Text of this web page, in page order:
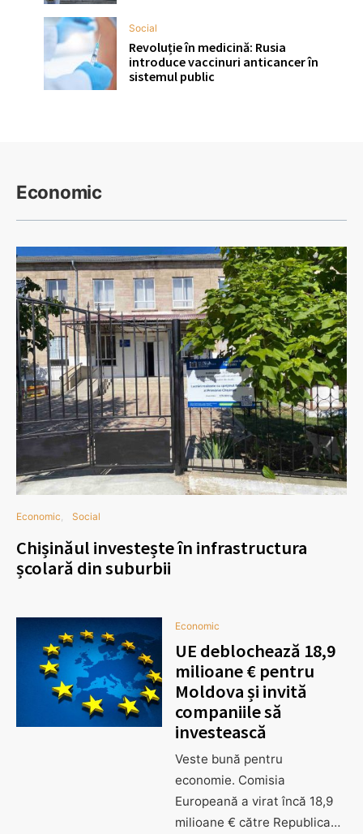
Social
Revoluție în medicină: Rusia
introduce vaccinuri anticancer în
sistemul public
Economic
Economic Social
Chișinăul investește în infrastructura
școlară din suburbii
Economic
UE deblochează 18,9
milioane € pentru
Moldova și invită
companiile să
investească
Veste bună pentru
economie. Comisia
Europeană a virat încă 18,9
milioane € către Republica…